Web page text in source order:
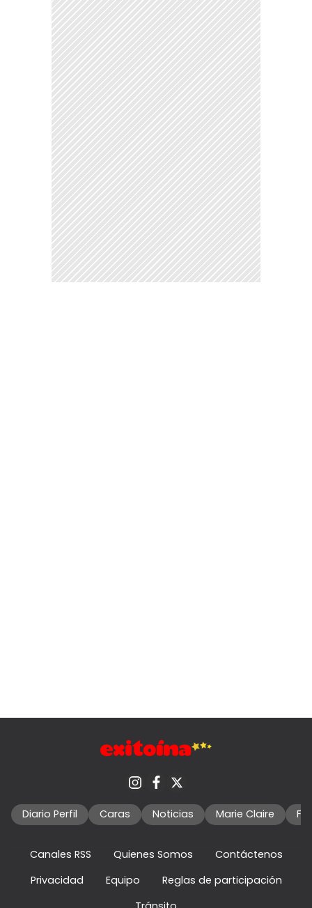
Diario Perfil Caras Noticias Marie Claire
Canales RSS Quienes Somos
Contáctenos
Privacidad
Equipo
Reglas de participación